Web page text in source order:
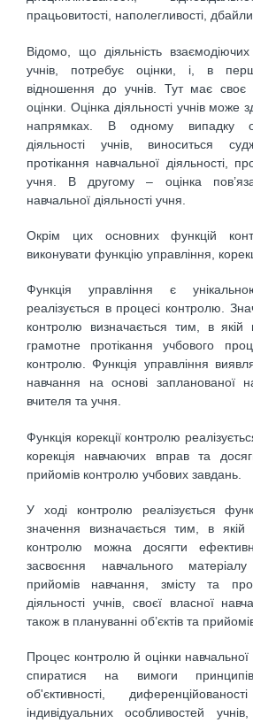
працьовитості, наполегливості,
Відомо, що діяльність
учнів, потребує оцінки, і, в
відношення до учнів. Тут має своє
оцінки. Оцінка діяльності учнів може
напрямках. В одному випадку
діяльності учнів, виноситься
протікання навчальної діяльності,
учня. В другому – оцінка
навчальної діяльності учня.
Окрім цих основних функцій
виконувати функцію управління,
Функція управління є
реалізується в процесі контролю.
контролю визначається тим, в якій
грамотне протікання учбового
контролю. Функція управління
навчання на основі запланованої
вчителя та учня.
Функція корекції контролю
корекція навчаючих вправ та
прийомів контролю учбових завдань.
У ході контролю реалізується
значення визначається тим, в
контролю можна досягти
засвоєння навчального
прийомів навчання, змісту та
діяльності учнів, своєї власної
також в плануванні об’єктів та
Процес контролю й оцінки навчальної
спиратися на вимоги принципів
об'єктивності,
індивідуальних особливостей